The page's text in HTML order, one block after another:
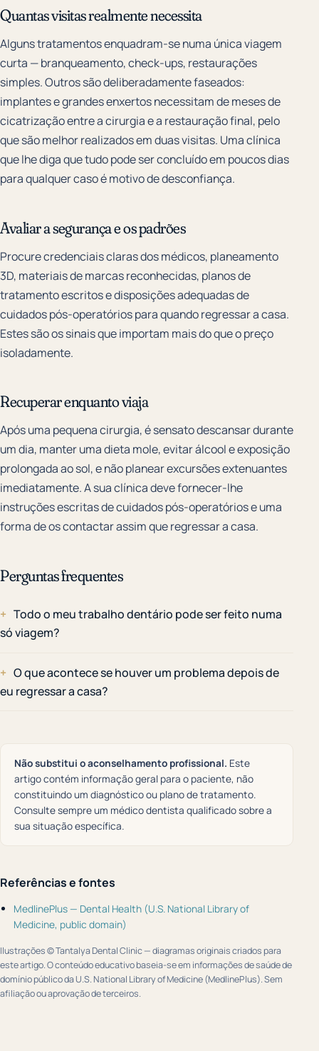
Quantas visitas realmente necessita
Alguns tratamentos enquadram-se numa única viagem
curta — branqueamento, check-ups, restaurações
simples. Outros são deliberadamente faseados:
implantes e grandes enxertos necessitam de meses de
cicatrização entre a cirurgia e a restauração final, pelo
que são melhor realizados em duas visitas. Uma clínica
que lhe diga que tudo pode ser concluído em poucos dias
para qualquer caso é motivo de desconfiança.
Avaliar a segurança e os padrões
Procure credenciais claras dos médicos, planeamento
3D, materiais de marcas reconhecidas, planos de
tratamento escritos e disposições adequadas de
cuidados pós-operatórios para quando regressar a casa.
Estes são os sinais que importam mais do que o preço
isoladamente.
Recuperar enquanto viaja
Após uma pequena cirurgia, é sensato descansar durante
um dia, manter uma dieta mole, evitar álcool e exposição
prolongada ao sol, e não planear excursões extenuantes
imediatamente. A sua clínica deve fornecer-lhe
instruções escritas de cuidados pós-operatórios e uma
forma de os contactar assim que regressar a casa.
Perguntas frequentes
Todo o meu trabalho dentário pode ser feito numa
só viagem?
O que acontece se houver um problema depois de
eu regressar a casa?
Não substitui o aconselhamento profissional. Este
artigo contém informação geral para o paciente, não
constituindo um diagnóstico ou plano de tratamento.
Consulte sempre um médico dentista qualificado sobre a
sua situação específica.
Referências e fontes
MedlinePlus — Dental Health (U.S. National Library of
Medicine, public domain)
Ilustrações © Tantalya Dental Clinic — diagramas originais criados para
este artigo. O conteúdo educativo baseia-se em informações de saúde de
domínio público da U.S. National Library of Medicine (MedlinePlus). Sem
afiliação ou aprovação de terceiros.